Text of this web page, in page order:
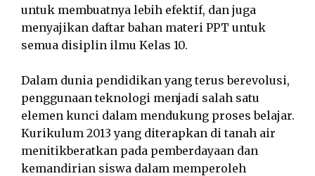
untuk membuatnya lebih efektif, dan juga
menyajikan daftar bahan materi PPT untuk
semua disiplin ilmu Kelas 10.
Dalam dunia pendidikan yang terus berevolusi,
penggunaan teknologi menjadi salah satu
elemen kunci dalam mendukung proses belajar.
Kurikulum 2013 yang diterapkan di tanah air
menitikberatkan pada pemberdayaan dan
kemandirian siswa dalam memperoleh